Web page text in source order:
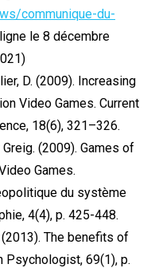
communique-du-
le 8 décembre
D. (2009). Increasing
Video Games. Current
18(6), 321–326.
(2009). Games of
Games.
du système
4(4), p. 425-448.
(2013). The benefits of
Psychologist, 69(1), p.